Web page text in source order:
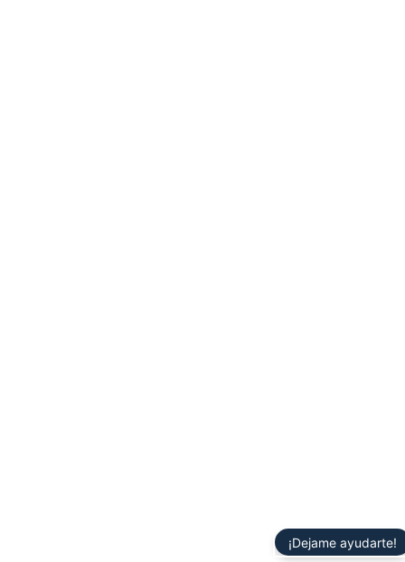
¡Dejame ayudarte!